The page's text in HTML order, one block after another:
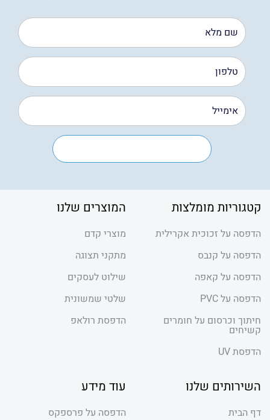
קטגוריות מומלצות
הדפסה על זכוכית אקרילית
הדפסה על קנבס
הדפסה על קאפה
הדפסה על PVC
חיתוך וכרסום על חומרים
קשיחים
הדפסת UV
המוצרים שלנו
מוצרי קדם
מתקני תצוגה
שילוט לעסקים
שלטי שמשונית
הדפסת רולאפ
השירותים שלנו
דף הבית
עוד מידע
הדפסה על פרספקס